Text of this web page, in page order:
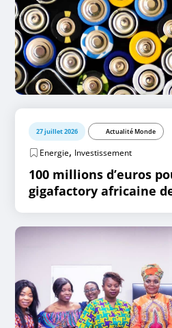
27 juillet 2026 Actualité Monde
Energie, Investissement
100 millions d’euros
gigafactory africaine